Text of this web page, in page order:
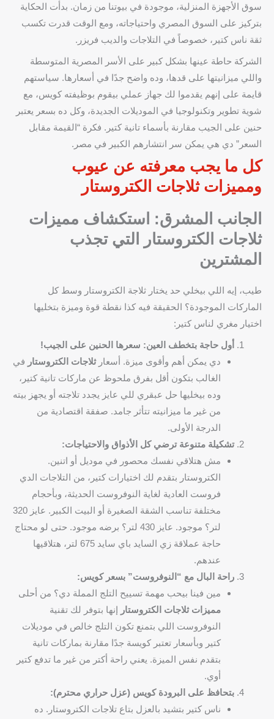
سوق الأجهزة المنزلية، موجودة في بيوتنا من زمان. بدأت الحكاية
بتركيز على السوق المصري واحتياجاته، ومع الوقت قدرت تكسب
ثقة ناس كتير، خصوصاً في التلاجات والديب فريزر.
الشركة حاطة عينها بشكل كبير على الأسر المصرية المتوسطة
واللي ميزانيتها على قدها، وده واضح جدًا في أسعارها. سياستهم
قايمة على إنهم يقدموا لك جهاز عملي بيقوم بوظيفته كويس، مع
شوية تطوير وتكنولوجيا في الموديلات الجديدة، وكل ده بسعر يعتبر
حنين على الجيب مقارنة بأسماء تانية كتير. فكرة “القيمة مقابل
السعر” دي هي يمكن سر انتشارهم الكبير في مصر.
كل ما يجب معرفته عن عيوب
ومميزات ثلاجات الكتروستار
الجانب المشرق: استكشاف مميزات
ثلاجات الكتروستار التي تجذب
المشترين
طيب، إيه اللي بيخلي حد يختار ثلاجة الكتروستار وسط كل
الماركات الموجودة؟ الحقيقة فيه كذا نقطة قوة وميزة بتخليها
اختيار مغري لناس كتير:
أول حاجة بتخطف العين: سعرها الحنين على الجيب!
دي يمكن أهم وأقوى ميزة. أسعارثلاجات الكتروستار في
الغالب بتكون أقل بفرق ملحوظ عن ماركات تانية كتير،
وده بيخليها حل عبقري للي عايز يجدد تلاجته أو يجهز بيته
من غير ما ميزانيته تتأثر جامد. صفقة اقتصادية من
الدرجة الأولى.
تشكيلة متنوعة ترضي كل الأذواق والاحتياجات:
مش هتلاقي نفسك محصور في موديل أو اتنين.
الكتروستار بتقدم لك اختيارات كتير، من التلاجات الدي
فروست العادية لغاية النوفروست الحديثة، وبأحجام
مختلفة تناسب الشقة الصغيرة أو البيت الكبير. عايز 320
لتر؟ موجود. عايز 430 لتر؟ برضه موجود. حتى لو محتاج
حاجة عملاقة زي السايد باي سايد 675 لتر، هتلاقيها
عندهم.
راحة البال مع “النوفروست” بسعر كويس:
مين فينا بيحب مهمة تسييح التلج المملة دي؟ من أحلى
مميزات ثلاجات الكتروستار إنها بتوفر لك تقنية
النوفروست اللي بتمنع تكون التلج خالص في موديلات
كتير وبأسعار تعتبر كويسة جدًا مقارنة بماركات تانية
بتقدم نفس الميزة. يعني راحة أكتر من غير ما تدفع كتير
أوي.
بتحافظ على البرودة كويس (عزل حراري محترم):
ناس كتير بتشيد بالعزل بتاع تلاجات الكتروستار. ده